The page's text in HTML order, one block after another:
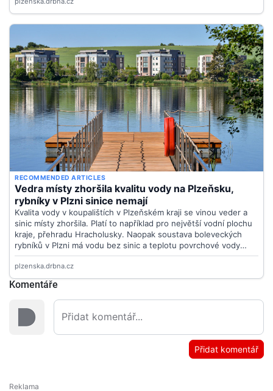
Komentáře
Přidat komentář